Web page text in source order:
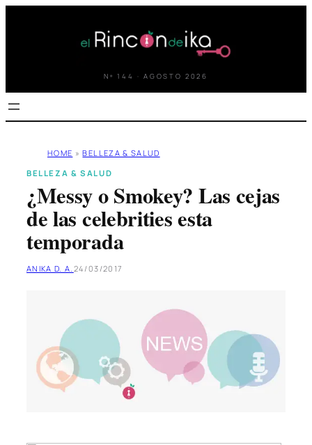
Nº 144 · AGOSTO 2026
HOME » BELLEZA & SALUD
BELLEZA & SALUD
¿Messy o Smokey? Las cejas
de las celebrities esta
temporada
ANIKA D. A. 24/03/2017